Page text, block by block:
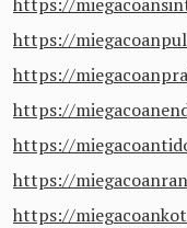
https://
https://
https://
https://
https://
https://